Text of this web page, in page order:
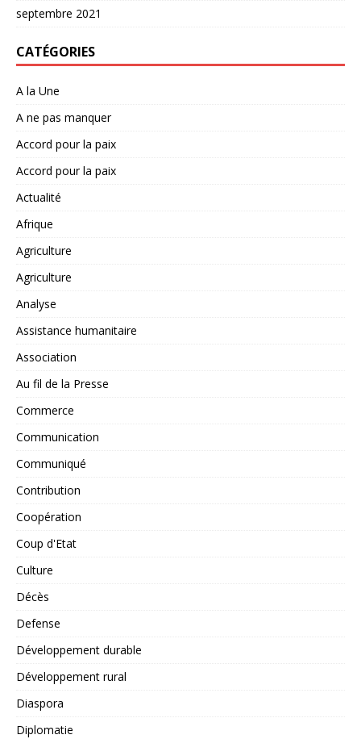
septembre 2021
CATÉGORIES
A la Une
A ne pas manquer
Accord pour la paix
Accord pour la paix
Actualité
Afrique
Agriculture
Agriculture
Analyse
Assistance humanitaire
Association
Au fil de la Presse
Commerce
Communication
Communiqué
Contribution
Coopération
Coup d'Etat
Culture
Décès
Defense
Développement durable
Développement rural
Diaspora
Diplomatie